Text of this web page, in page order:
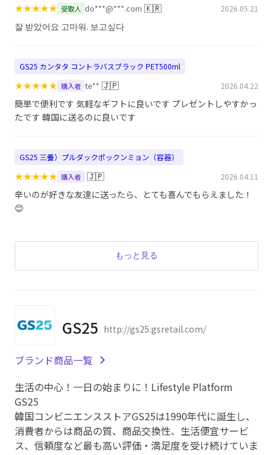
★★★★★ 受取人 do***@***.com 🇰🇷 2026.05.21
잘 받았어요 고마워. 보고싶다
GS25 カンタタ コントラバスブラック PET500ml
★★★★★ 購入者 te** 🇯🇵 2026.04.22
簡単で便利です 気軽なギフトに良いです プレゼントしやすかっ
たです 韓国に送るのに良いです
GS25 三養）プルダックポックンミョン（容器）
★★★★★ 購入者 🇯🇵 2026.04.11
辛いのが好きな友達に送ったら、とても喜んでもらえました！
😊
もっと見る
GS25 http://gs25.gsretail.com/
ブランド商品一覧
生活の中心！一日の始まりに！Lifestyle Platform
GS25
韓国コンビニエンスストアGS25は1990年代に誕生し、
消費者からは商品の質、商品交換性、生活便宜サービ
ス、信頼度など最も高い評価・満足度を受け続けていま